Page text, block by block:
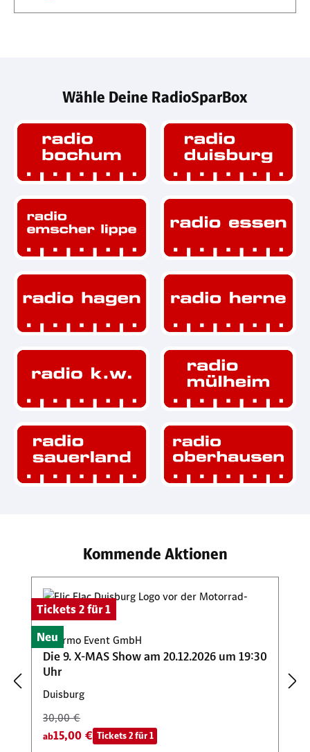
Wähle Deine RadioSparBox
Kommende Aktionen
Tickets 2 für 1
Neu
Palermo Event GmbH
Die 9. X-MAS Show am 20.12.2026 um 19:30
Uhr
Duisburg
30,00 €
ab15,00 € Tickets 2 für 1